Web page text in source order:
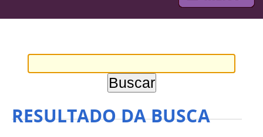
RESULTADO DA BUSCA